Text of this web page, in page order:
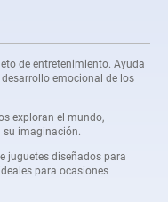
de entretenimiento. Ayuda
emocional de los
exploran el mundo,
su imaginación.
juguetes diseñados para
para ocasiones